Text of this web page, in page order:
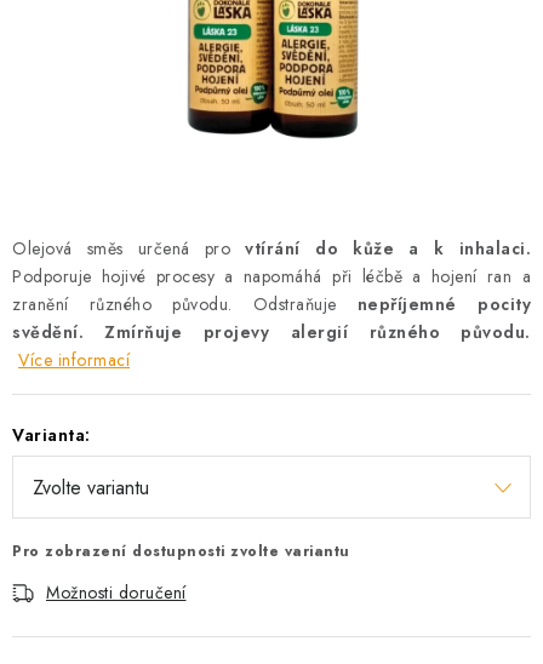
HODNOCENÍ OBCHODU
DOPRAVA PO OSTRAVĚ, HLUČÍNĚ A OKOLÍ
Kontakt Možnosti dopravy
Věrnostní slevy
Olejová směs určená pro vtírání do kůže a k inhalaci.
Podporuje hojivé procesy a napomáhá při léčbě a hojení ran a
zranění různého původu. Odstraňuje nepříjemné pocity
svědění. Zmírňuje projevy alergií různého původu.
Více informací
Varianta:
Pro zobrazení dostupnosti zvolte variantu
Možnosti doručení